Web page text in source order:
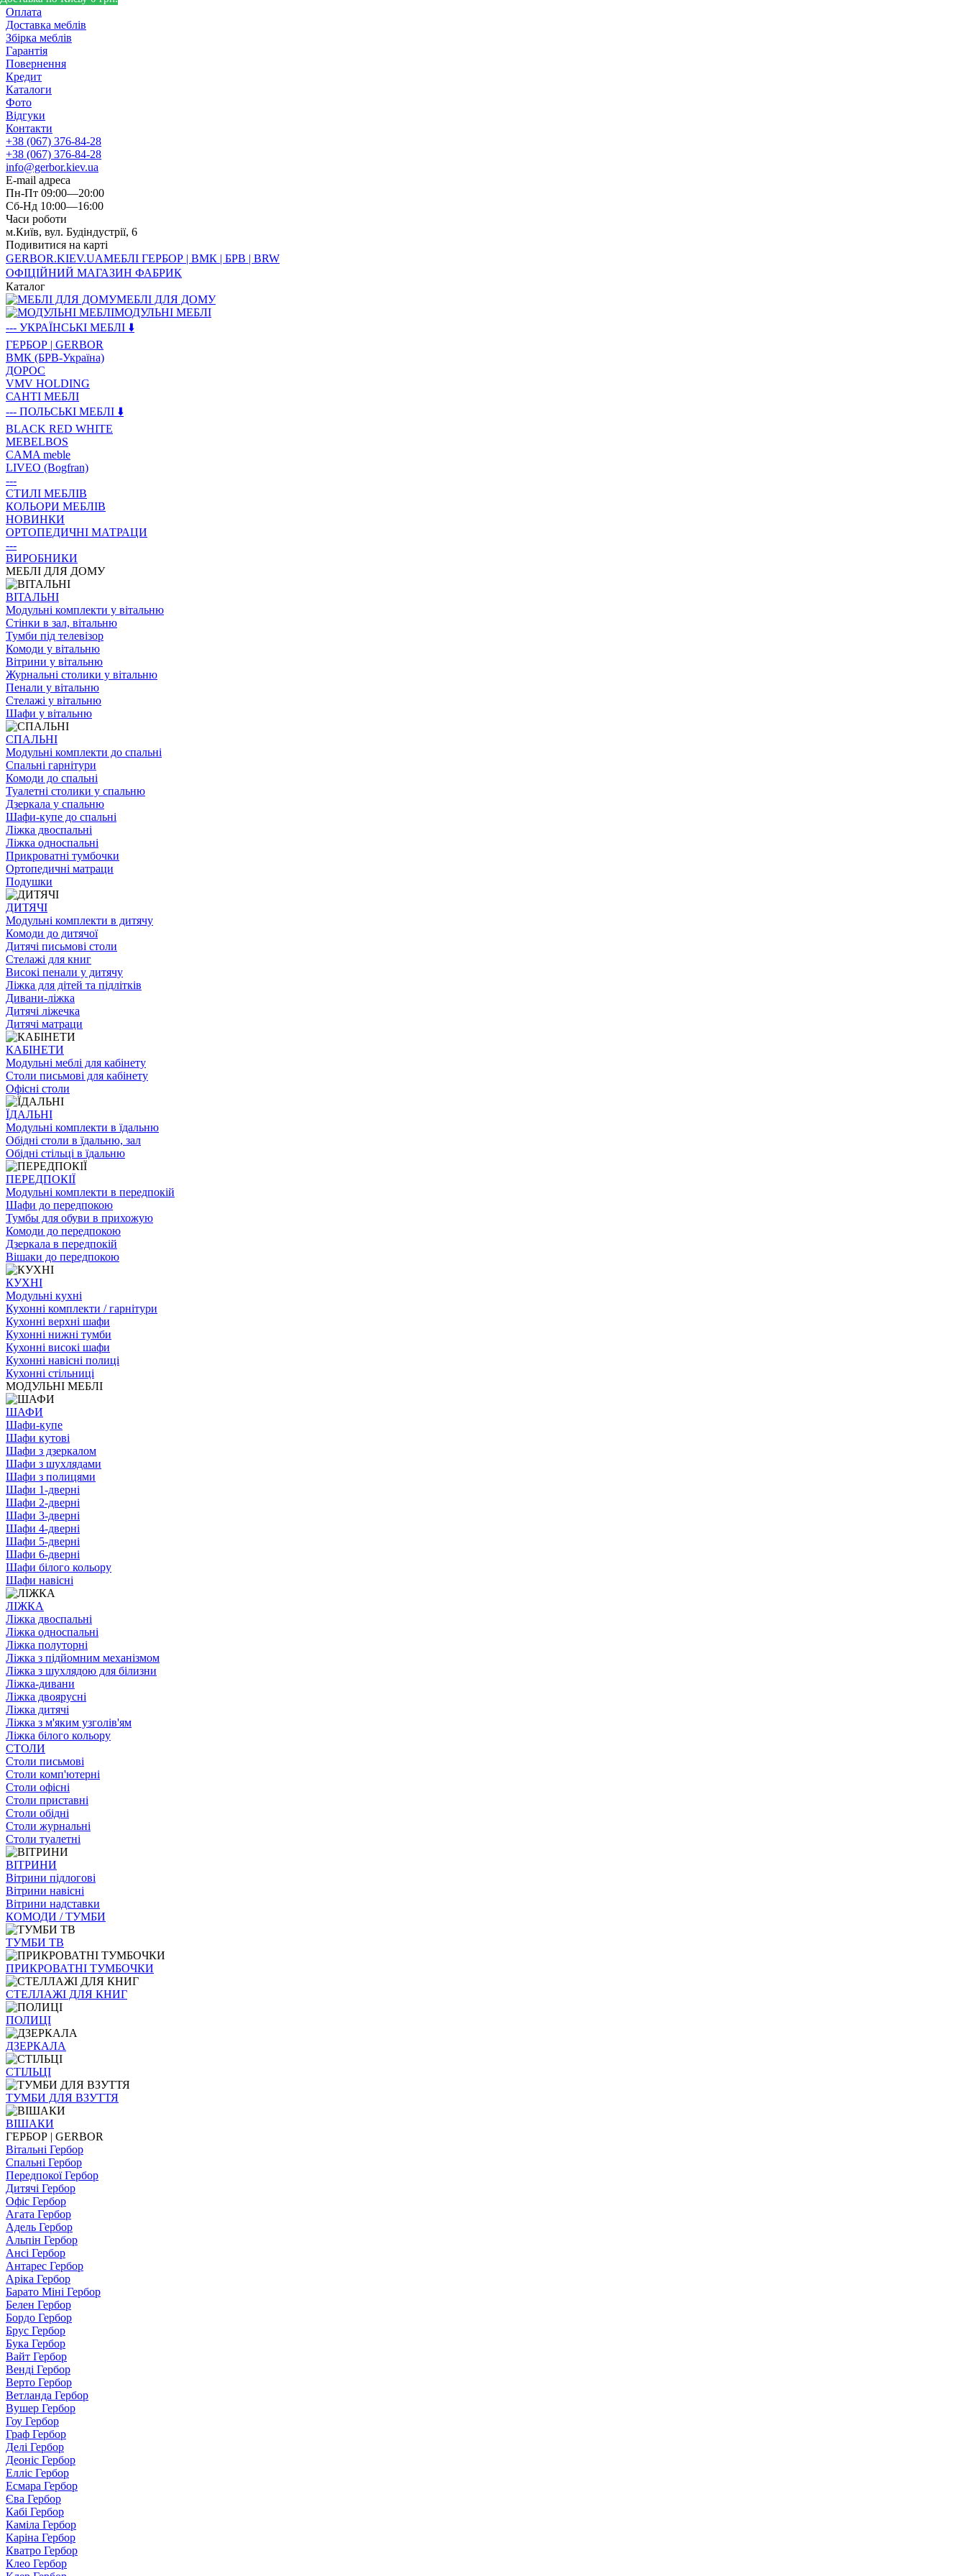
Оплата
Доставка меблів
Збірка меблів
Гарантія
Повернення
Кредит
Каталоги
Фото
Відгуки
Контакти
+38 (067) 376-84-28
+38 (067) 376-84-28
info@gerbor.kiev.ua
E-mail адреса
Пн-Пт 09:00—20:00
Сб-Нд 10:00—16:00
Часи роботи
м.Київ, вул. Будіндустрії, 6
Подивитися на карті
GERBOR.KIEV.UAМЕБЛI ГЕРБОР | ВМК | БРВ | BRW
ОФІЦІЙНИЙ МАГАЗИН ФАБРИК
Каталог
МЕБЛІ ДЛЯ ДОМУ
МОДУЛЬНІ МЕБЛІ
--- УКРАЇНСЬКІ МЕБЛІ ⬇️
ГЕРБОР | GERBOR
ВМК (БРВ-Україна)
ДОРОС
VMV HOLDING
САНТІ МЕБЛІ
--- ПОЛЬСЬКІ МЕБЛІ ⬇️
BLACK RED WHITE
MEBELBOS
CAMA meble
LIVEO (Bogfran)
---
СТИЛІ МЕБЛІВ
КОЛЬОРИ МЕБЛІВ
НОВИНКИ
ОРТОПЕДИЧНІ МАТРАЦИ
---
ВИРОБНИКИ
МЕБЛІ ДЛЯ ДОМУ
ВIТАЛЬНI
Модульні комплекти у вітальню
Стінки в зал, вітальню
Тумби під телевізор
Комоди у вітальню
Вітрини у вітальню
Журнальні столики у вітальню
Пенали у вітальню
Стелажі у вітальню
Шафи у вітальню
СПАЛЬНІ
Модульні комплекти до спальні
Спальні гарнітури
Комоди до спальні
Туалетні столики у спальню
Дзеркала у спальню
Шафи-купе до спальні
Ліжка двоспальні
Ліжка односпальні
Прикроватні тумбочки
Ортопедичні матраци
Подушки
ДИТЯЧІ
Модульні комплекти в дитячу
Комоди до дитячої
Дитячі письмові столи
Стелажі для книг
Високі пенали у дитячу
Ліжка для дітей та підлітків
Дивани-ліжка
Дитячі ліжечка
Дитячі матраци
КАБІНЕТИ
Модульні меблі для кабінету
Столи письмові для кабінету
Офісні столи
ЇДАЛЬНI
Модульні комплекти в їдальню
Обідні столи в їдальню, зал
Обідні стільці в їдальню
ПЕРЕДПОКІЇ
Модульні комплекти в передпокій
Шафи до передпокою
Тумбы для обуви в прихожую
Комоди до передпокою
Дзеркала в передпокій
Вішаки до передпокою
КУХНІ
Модульні кухні
Кухонні комплекти / гарнітури
Кухонні верхні шафи
Кухонні нижні тумби
Кухонні високі шафи
Кухонні навісні полиці
Кухонні стільниці
МОДУЛЬНІ МЕБЛІ
ШАФИ
Шафи-купе
Шафи кутові
Шафи з дзеркалом
Шафи з шухлядами
Шафи з полицями
Шафи 1-дверні
Шафи 2-дверні
Шафи 3-дверні
Шафи 4-дверні
Шафи 5-дверні
Шафи 6-дверні
Шафи білого кольору
Шафи навісні
ЛІЖКА
Ліжка двоспальні
Ліжка односпальні
Ліжка полуторні
Ліжка з підйомним механізмом
Ліжка з шухлядою для білизни
Ліжка-дивани
Ліжка двоярусні
Ліжка дитячі
Ліжка з м'яким узголів'ям
Ліжка білого кольору
СТОЛИ
Столи письмові
Столи комп'ютерні
Столи офісні
Столи приставні
Столи обідні
Столи журнальні
Столи туалетні
ВІТРИНИ
Вітрини підлогові
Вітрини навісні
Вітрини надставки
КОМОДИ / ТУМБИ
ТУМБИ ТВ
ПРИКРОВАТНІ ТУМБОЧКИ
СТЕЛЛАЖІ ДЛЯ КНИГ
ПОЛИЦІ
ДЗЕРКАЛА
СТІЛЬЦI
ТУМБИ ДЛЯ ВЗУТТЯ
ВІШАКИ
ГЕРБОР | GERBOR
Вітальні Гербор
Спальні Гербор
Передпокої Гербор
Дитячі Гербор
Офіс Гербор
Агата Гербор
Адель Гербор
Альпін Гербор
Ансі Гербор
Антарес Гербор
Аріка Гербор
Барато Міні Гербор
Белен Гербор
Бордо Гербор
Брус Гербор
Бука Гербор
Вайт Гербор
Венді Гербор
Верто Гербор
Ветланда Гербор
Вушер Гербор
Гоу Гербор
Граф Гербор
Делі Гербор
Деоніс Гербор
Елліс Гербор
Есмара Гербор
Єва Гербор
Кабі Гербор
Каміла Гербор
Каріна Гербор
Кватро Гербор
Клео Гербор